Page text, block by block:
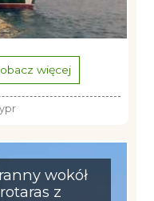
więcej
wokół
z